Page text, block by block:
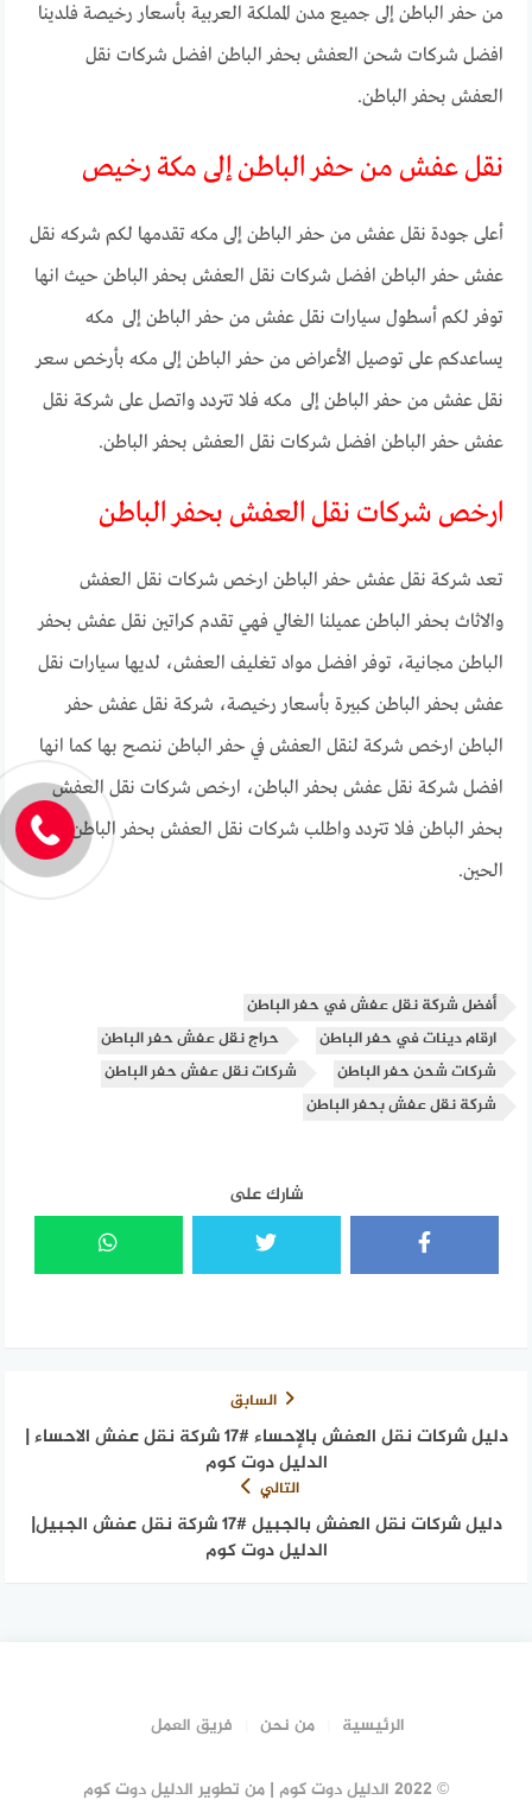
من حفر الباطن إلى جميع مدن المملكة العربية بأسعار رخيصة فلدينا
افضل شركات شحن العفش بحفر الباطن افضل شركات نقل
العفش بحفر الباطن.
نقل عفش من حفر الباطن إلى مكة رخيص
أعلى جودة نقل عفش من حفر الباطن إلى مكه تقدمها لكم شركه نقل
عفش حفر الباطن افضل شركات نقل العفش بحفر الباطن حيث انها
توفر لكم أسطول سيارات نقل عفش من حفر الباطن إلى مكه
يساعدكم على توصيل الأعراض من حفر الباطن إلى مكه بأرخص سعر
نقل عفش من حفر الباطن إلى مكه فلا تتردد واتصل على شركة نقل
عفش حفر الباطن افضل شركات نقل العفش بحفر الباطن.
ارخص شركات نقل العفش بحفر الباطن
تعد شركة نقل عفش حفر الباطن ارخص شركات نقل العفش
والاثاث بحفر الباطن عميلنا الغالي فهي تقدم كراتين نقل عفش بحفر
الباطن مجانية، توفر افضل مواد تغليف العفش، لديها سيارات نقل
عفش بحفر الباطن كبيرة بأسعار رخيصة، شركة نقل عفش حفر
الباطن ارخص شركة لنقل العفش في حفر الباطن ننصح بها كما انها
افضل شركة نقل عفش بحفر الباطن، ارخص شركات نقل العفش
بحفر الباطن فلا تتردد واطلب شركات نقل العفش بحفر الباطن
الحين.
أفضل شركة نقل عفش في حفر الباطن
ارقام دينات في حفر الباطن
حراج نقل عفش حفر الباطن
شركات شحن حفر الباطن
شركات نقل عفش حفر الباطن
شركة نقل عفش بحفر الباطن
شارك على
السابق
دليل شركات نقل العفش بالإحساء #17 شركة نقل عفش الاحساء |
الدليل دوت كوم
التالي
دليل شركات نقل العفش بالجبيل #17 شركة نقل عفش الجبيل|
الدليل دوت كوم
الرئيسية من نحن فريق العمل
© 2022 الدليل دوت كوم | من تطوير الدليل دوت كوم